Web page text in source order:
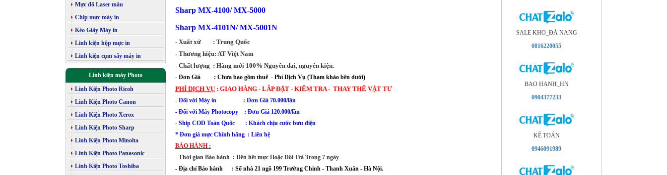
Mực đổ Laser màu
Chip mực máy in
Kéo Giấy Máy in
Linh kiện hộp mực in
Linh kiện cụm sấy máy in
Linh kiện máy Photo
Linh Kiện Photo Ricoh
Linh Kiện Photo Canon
Linh Kiện Photo Xerox
Linh Kiện Photo Sharp
Linh Kiện Photo Minolta
Linh Kiện Photo Panasonic
Linh Kiện Photo Toshiba
Sharp MX-4100/ MX-5000
Sharp MX-4101N/ MX-5001N
- Xuất xứ : Trung Quốc
- Thương hiệu: AT Việt Nam
- Chất lượng : Hàng mới 100% Nguyên đai, nguyên kiện.
- Đơn Giá : Chưa bao gồm thuế - Phí Dịch Vụ (Tham khảo bên dưới)
PHÍ DỊCH VỤ : GIAO HÀNG - LẮP ĐẶT - KIỂM TRA - THAY THẾ VẬT TƯ
- Đối với Máy in : Đơn Giá 70.000/lần
- Đối với Máy Photocopy : Đơn Giá 120.000/lần
- Ship COD Toàn Quốc : Khách chịu cước bưu điện
* Đơn giá mực Chính hãng : Liên hệ
BẢO HÀNH :
- Thời gian Bảo hành : Đến hết mực Hoặc Đổi Trả Trong 7 ngày
- Địa chỉ Bảo hành : Số nhà 21 ngõ 199 Trường Chinh - Thanh Xuân - Hà Nội.
SALE KHO_ÐÀ NANG
0816220055
BAO HANH_HN
0904377233
KÊ TOÁN
0946091989